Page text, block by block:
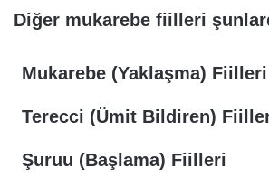
Diğer mukarebe fiilleri
Mukarebe (Yaklaşma) Fiilleri
Terecci (Ümit Bildiren)
Şuruu (Başlama) Fiilleri